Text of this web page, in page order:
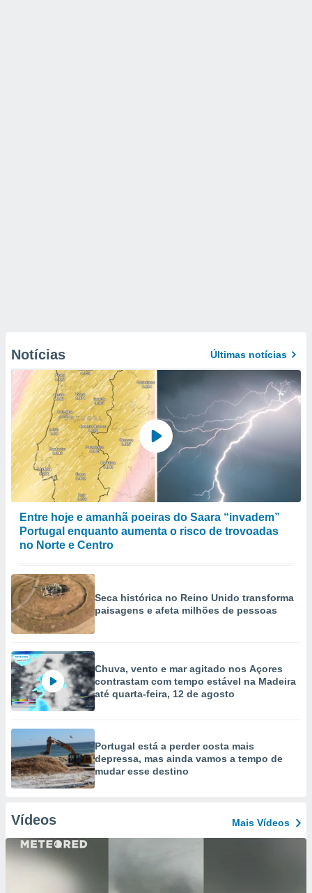
Notícias Últimas notícias
Entre hoje e amanhã poeiras do Saara “invadem”
Portugal enquanto aumenta o risco de trovoadas
no Norte e Centro
Seca histórica no Reino Unido transforma
paisagens e afeta milhões de pessoas
Chuva, vento e mar agitado nos Açores
contrastam com tempo estável na Madeira
até quarta-feira, 12 de agosto
Portugal está a perder costa mais
depressa, mas ainda vamos a tempo de
mudar esse destino
Vídeos Mais Vídeos